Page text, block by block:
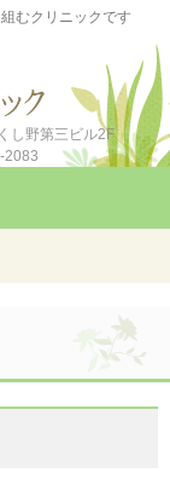
むクリニックです
野第三ビル2F